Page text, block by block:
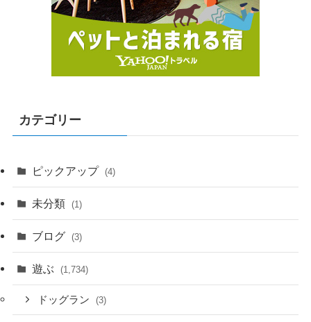
カテゴリー
ピックアップ (4)
未分類 (1)
ブログ (3)
遊ぶ (1,734)
ドッグラン (3)